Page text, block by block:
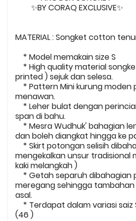
✨BY CORAQ EXCLUSIVE✨
MATERIAL : Songket cotton
* Model memakain size S
* High quality material
printed ) sejuk dan selesa.
* Pattern Mini kurung moden
menawan.
* Leher bulat dengan
span di bahu.
* Mesra Wudhuk' bahagian
dan boleh diangkat hingga ke
* Skirt potongan selisih
mengekalkan unsur tradisional
kaki melangkah )
* Getah separuh dibahagian
meregang sehingga tambahan
asal.
* Terdapat dalam variasi saiz
(46 )